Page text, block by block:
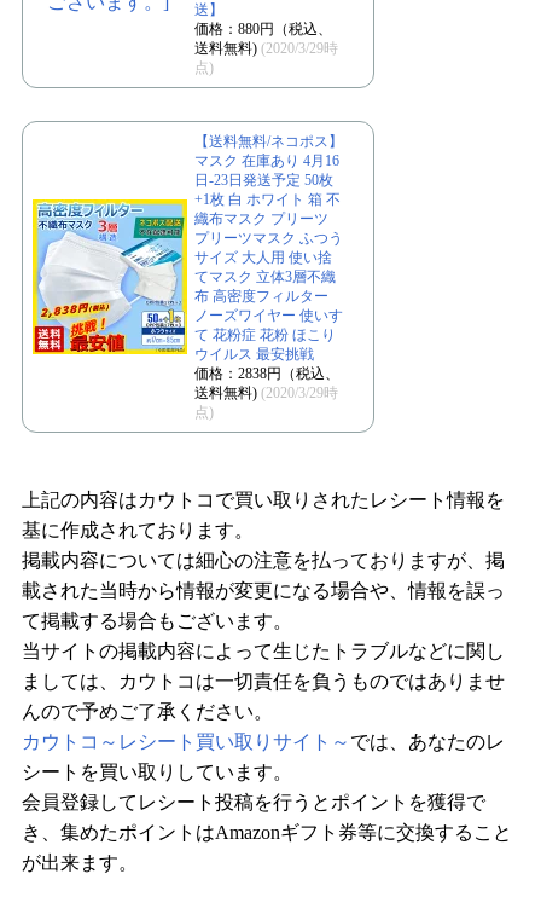
送】
価格：880円（税込、
送料無料) (2020/3/29時
点)
【送料無料/ネコポス】
マスク 在庫あり 4月16
日-23日発送予定 50枚
+1枚 白 ホワイト 箱 不
織布マスク プリーツ
プリーツマスク ふつう
サイズ 大人用 使い捨
てマスク 立体3層不織
布 高密度フィルター
ノーズワイヤー 使いす
て 花粉症 花粉 ほこり
ウイルス 最安挑戦
価格：2838円（税込、
送料無料) (2020/3/29時
点)
上記の内容はカウトコで買い取りされたレシート情報を
基に作成されております。
掲載内容については細心の注意を払っておりますが、掲
載された当時から情報が変更になる場合や、情報を誤っ
て掲載する場合もございます。
当サイトの掲載内容によって生じたトラブルなどに関し
ましては、カウトコは一切責任を負うものではありませ
んので予めご了承ください。
カウトコ～レシート買い取りサイト～ では、あなたのレ
シートを買い取りしています。
会員登録してレシート投稿を行うとポイントを獲得で
き、集めたポイントはAmazonギフト券等に交換すること
が出来ます。